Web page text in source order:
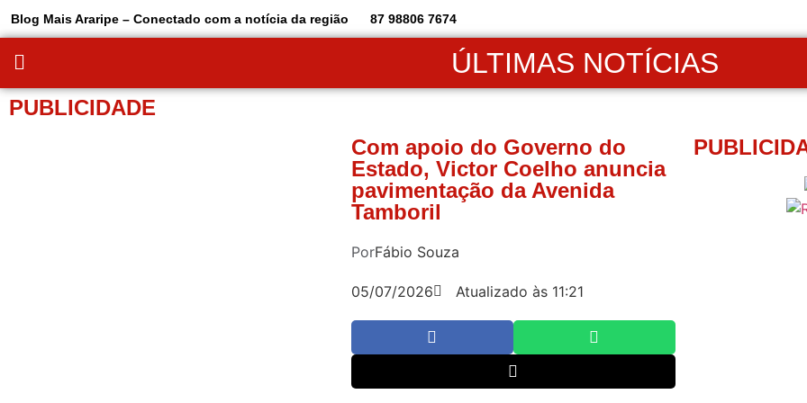
Blog Mais Araripe – Conectado com a notícia da região 87 98806 7674
ÚLTIMAS NOTÍCIAS
PUBLICIDADE
Com apoio do Governo do
Estado, Victor Coelho anuncia
pavimentação da Avenida
Tamboril
PorFábio Souza
05/07/2026 Atualizado às 11:21